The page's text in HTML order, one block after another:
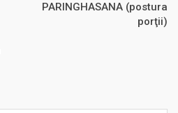
PARINGHASANA (postura
porţii)